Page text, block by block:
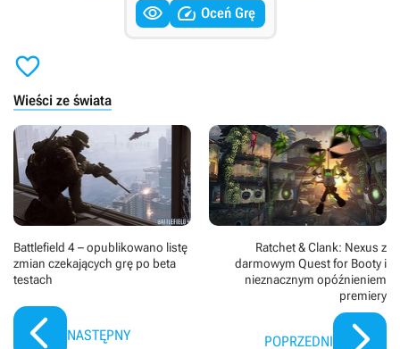
  Oceń Grę

Wieści ze świata
Battlefield 4 – opublikowano listę
zmian czekających grę po beta
testach
NASTĘPNY
Ratchet & Clank: Nexus z
darmowym Quest for Booty i
nieznacznym opóźnieniem
premiery
POPRZEDNI